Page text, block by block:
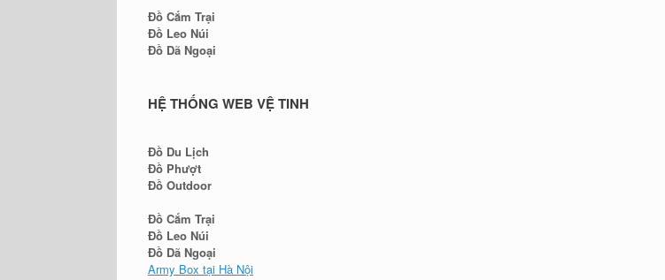
Đồ Cắm Trại
Đồ Leo Núi
Đồ Dã Ngoại
HỆ THỐNG WEB VỆ TINH
Đồ Du Lịch
Đồ Phượt
Đồ Outdoor
Đồ Cắm Trại
Đồ Leo Núi
Đồ Dã Ngoại
Army Box tại Hà Nội